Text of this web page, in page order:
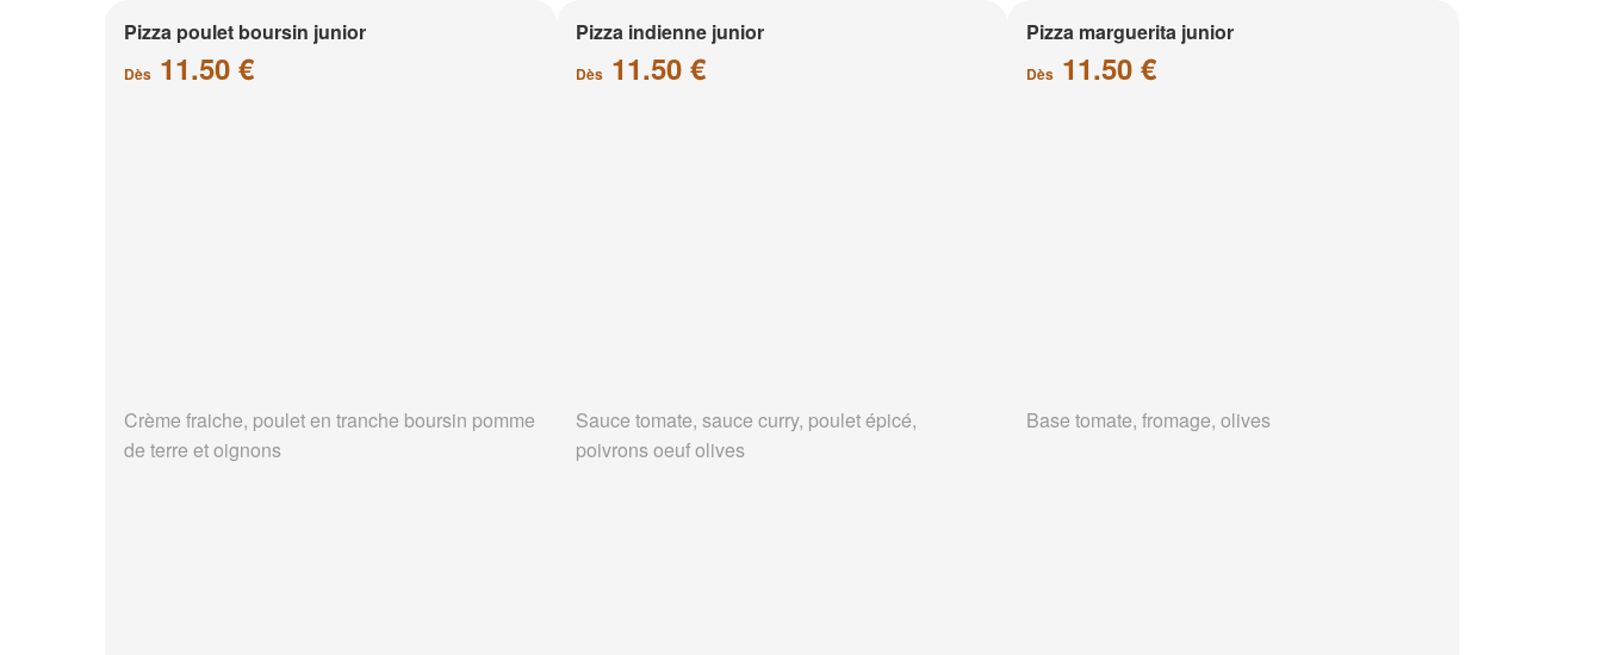
Pizza poulet boursin junior
Dès 11.50 €
Crème fraiche, poulet en tranche boursin pomme
de terre et oignons
Pizza indienne junior
Dès11.50 €
Sauce tomate, sauce curry, poulet épicé,
poivrons oeuf olives
Pizza marguerita junior
Dès 11.50 €
Base tomate, fromage, olives